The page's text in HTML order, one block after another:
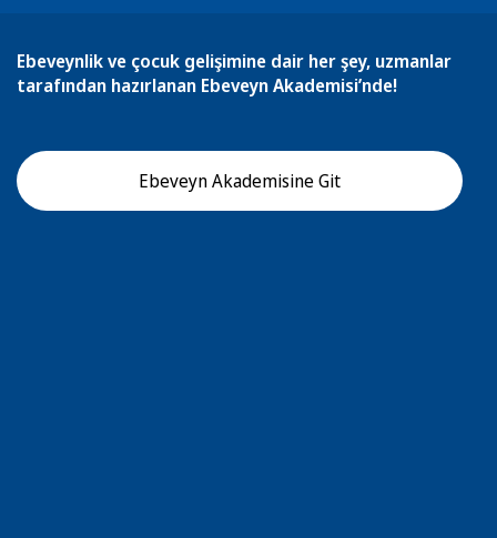
Ebeveynlik ve çocuk gelişimine dair her şey, uzmanlar
tarafından hazırlanan Ebeveyn Akademisi’nde!
Ebeveyn Akademisine Git